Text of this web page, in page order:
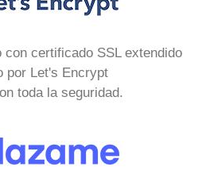
con certificado SSL extendido
por Let's Encrypt
toda la seguridad.